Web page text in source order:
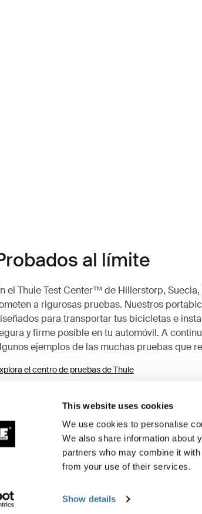
This website uses cookies
We use cookies to personalise
We also share information about
partners who may combine it
from your use of their services.
Show details
al límite
el Thule Test Center™ de Hillerstorp,
a rigurosas pruebas. Nuestros
para transportar tus bicicletas e
y firme posible en tu automóvil. A
ejemplos de las muchas pruebas que
el centro de pruebas de Thule
de durabilidad